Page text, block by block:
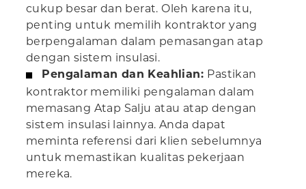
cukup besar dan berat. Oleh karena itu,
penting untuk memilih kontraktor yang
berpengalaman dalam pemasangan atap
dengan sistem insulasi.
Pengalaman dan Keahlian: Pastikan
kontraktor memiliki pengalaman dalam
memasang Atap Salju atau atap dengan
sistem insulasi lainnya. Anda dapat
meminta referensi dari klien sebelumnya
untuk memastikan kualitas pekerjaan
mereka.